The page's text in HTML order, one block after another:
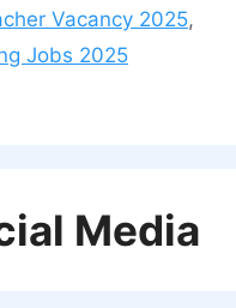
Vacancy 2025,
Jobs 2025
Media